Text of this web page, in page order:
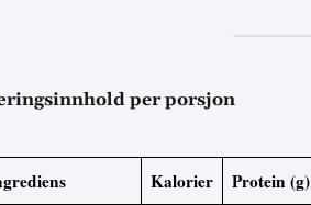
per porsjon
Kalorier Protein (g)